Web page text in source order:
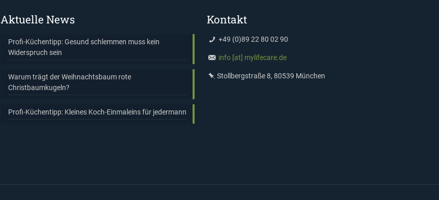
Aktuelle News
Profi-Küchentipp: Gesund schlemmen muss kein
Widerspruch sein
Warum trägt der Weihnachtsbaum rote
Christbaumkugeln?
Profi-Küchentipp: Kleines Koch-Einmaleins für jedermann
Kontakt
+49 (0)89 22 80 02 90
info [at] mylifecare.de
Stollbergstraße 8, 80539 München